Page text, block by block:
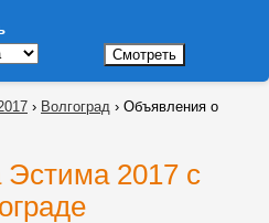
› Волгоград › Объявления о
Эстима 2017 с